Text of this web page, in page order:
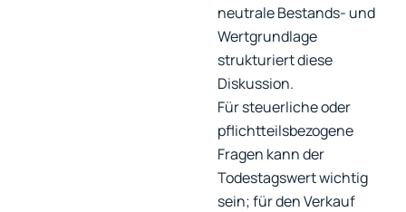
neutrale Bestands- und
Wertgrundlage
strukturiert diese
Diskussion.
Für steuerliche oder
pflichtteilsbezogene
Fragen kann der
Todestagswert wichtig
sein; für den Verkauf